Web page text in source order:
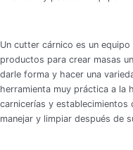
Un cutter cárnico es un
productos para crear masas
darle forma y hacer una
herramienta muy práctica a la
carnicerías y establecimientos
manejar y limpiar después de